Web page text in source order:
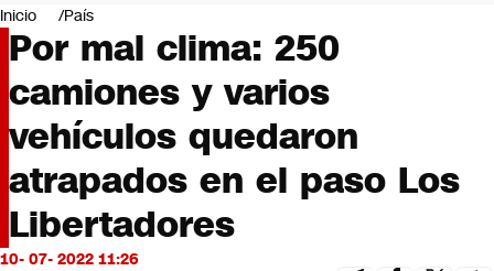
Negocios
Deportes
Programas completos
Cultura
Servicios
Bits
CNN tiempo
Futuro 360
Opinión
Inicio País
Por mal clima: 250
camiones y varios
vehículos quedaron
atrapados en el paso Los
Libertadores
10- 07- 2022 11:26